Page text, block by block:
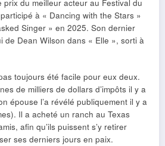
prix du meilleur acteur au Festival du
à « Dancing with the Stars »
Singer » en 2025. Son dernier
de Dean Wilson dans « Elle », sorti à
toujours été facile pour eux deux.
de milliers de dollars d’impôts il y a
épouse l’a révélé publiquement il y a
Il a acheté un ranch au Texas
afin qu’ils puissent s’y retirer
ses derniers jours en paix.